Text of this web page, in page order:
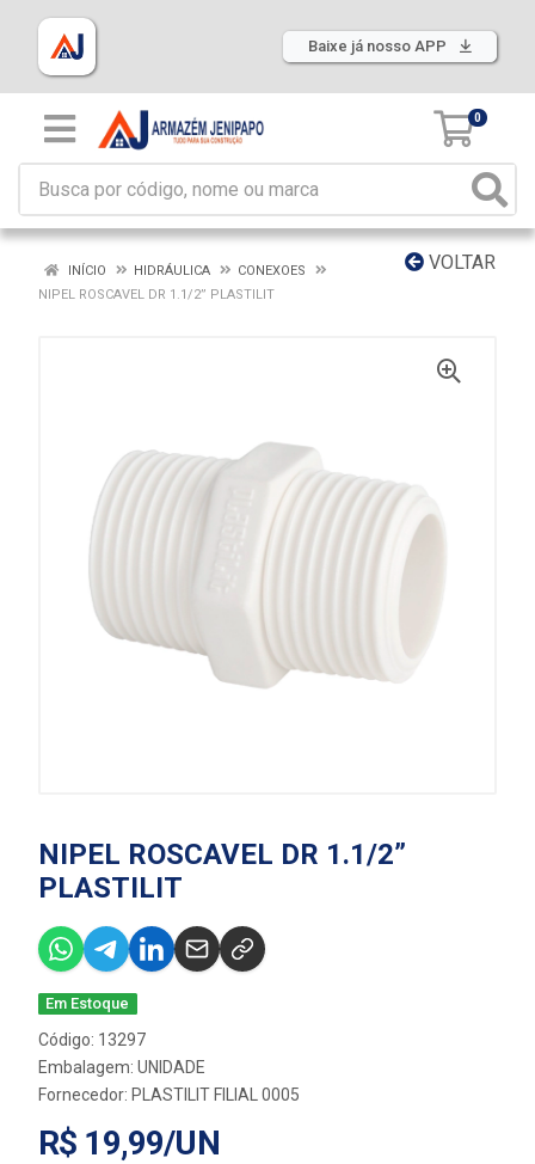
Baixe já nosso APP
0
VOLTAR
INÍCIO HIDRÁULICA
CONEXOES
NIPEL ROSCAVEL DR 1.1/2” PLASTILIT
NIPEL ROSCAVEL DR 1.1/2”
PLASTILIT
Em Estoque
Código: 13297
Embalagem: UNIDADE
Fornecedor: PLASTILIT FILIAL 0005
R$ 19,99/UN